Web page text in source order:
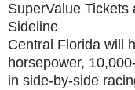
SuperValue
Sideline
Central Florida will
horsepower,
in side-by-side